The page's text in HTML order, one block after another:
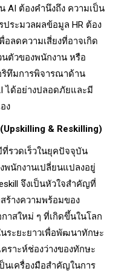
AI ต้องคำนึงถึง ความเป็น
ประมวลผลข้อมูล HR ต้อง
ลดความเสี่ยงที่อาจเกิด
ตัวของพนักงาน หรือ
ทึมการพิจารณาด้าน
ได้อย่างปลอดภัยและมี
ง
& Reskilling)
รวดเร็วในยุคปัจจุบัน
พนักงานเปลี่ยนแปลงอยู่
จึงเป็นหัวใจสำคัญที่
ร้างความพร้อมของ
าสใหม่ ๆ ที่เกิดขึ้นในโลก
นระยะยาวเพื่อพัฒนาทักษะ
ราะห์ช่องว่างของทักษะ
ป็นเครื่องมือสำคัญในการ